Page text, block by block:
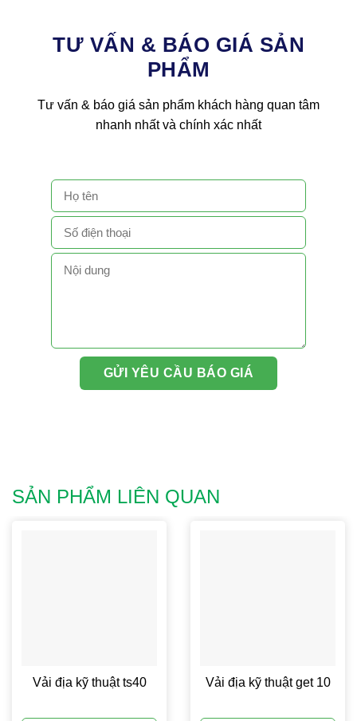
TƯ VẤN & BÁO GIÁ SẢN
PHẨM
Tư vấn & báo giá sản phẩm khách hàng quan tâm
nhanh nhất và chính xác nhất
SẢN PHẨM LIÊN QUAN
Vải địa kỹ thuật ts40 Vải địa kỹ thuật get 10